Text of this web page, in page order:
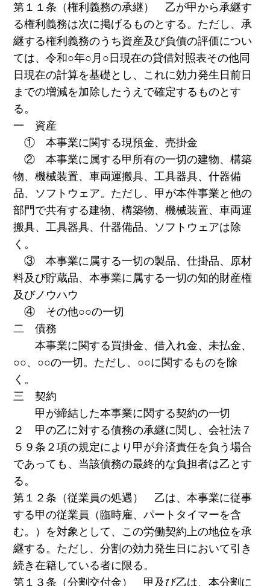
第１１条（権利義務の承継） 乙が甲から承継す
る権利義務は次に掲げるものとする。ただし、承
継する権利義務のうち資産及び負債の評価につい
ては、令和○年○月○日現在の貸借対照表その他同
日現在の計算を基礎とし、これに効力発生日前日
までの増減を加除したうえで確定するものとす
る。
一 資産
① 本事業に関する現預金、売掛金
② 本事業に属する甲所有の一切の建物、構築
物、機械装置、車両運搬具、工具器具、什器備
品、ソフトウェア。ただし、甲が本件事業と他の
部門で共有する建物、構築物、機械装置、車両運
搬具、工具器具、什器備品、ソフトウェアは除
く。
③ 本事業に属する一切の製品、仕掛品、原材
料及び貯蔵品、本事業に属する一切の知的財産権
及びノウハウ
④ その他○○の一切
二 債務
本事業に関する買掛金、借入れ金、未払金、
○○、○○の一切。ただし、○○に関するものを除
く。
三 契約
甲が締結した本事業に関する契約の一切
２ 甲の乙に対する債務の承継に関し、会社法７
５９条２項の規定により甲が弁済責任を負う場合
であっても、当該債務の最終的な負担者は乙とす
る。
第１２条（従業員の処遇） 乙は、本事業に従事
する甲の従業員（臨時雇、パートタイマーを含
む。）を対象として、この労働契約上の地位を承
継する。ただし、分割の効力発生日において引き
続き在籍している者に限る。
第１３条（分割交付金） 甲及び乙は、本分割に